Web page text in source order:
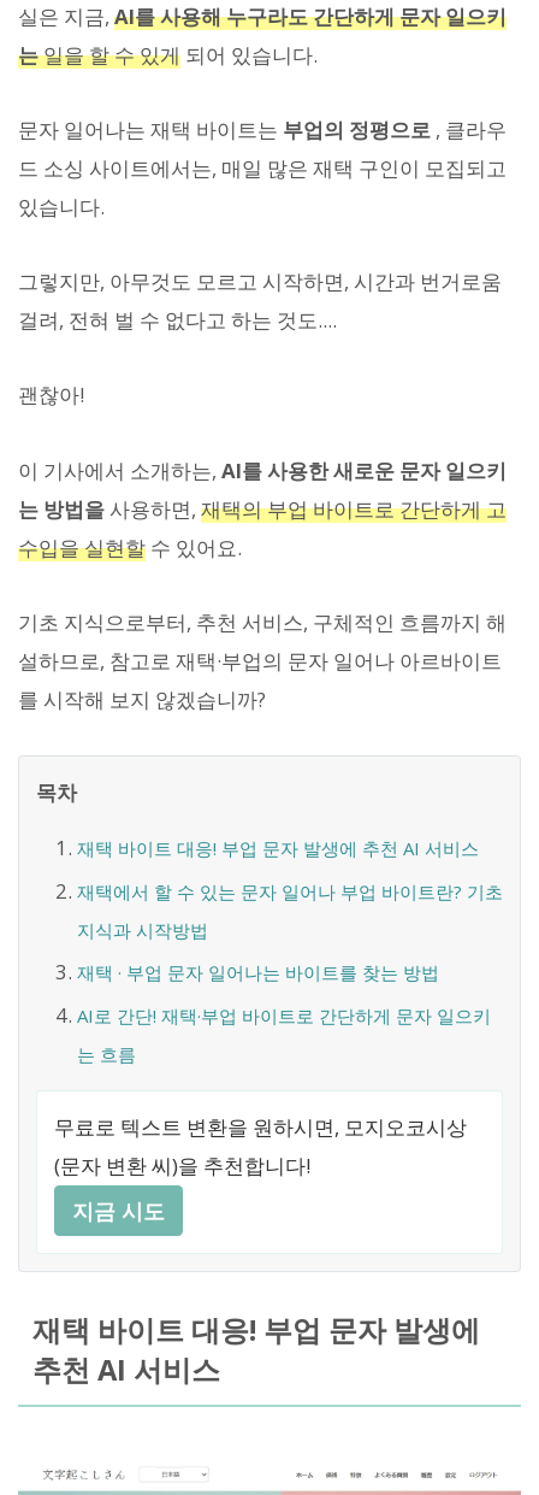
실은 지금, AI를 사용해 누구라도 간단하게 문자 일으키
는일을 할 수 있게 되어 있습니다.
문자 일어나는 재택 바이트는 부업의 정평으로 , 클라우
드 소싱 사이트에서는, 매일 많은 재택 구인이 모집되고
있습니다.
그렇지만, 아무것도 모르고 시작하면, 시간과 번거로움
걸려, 전혀 벌 수 없다고 하는 것도....
괜찮아!
이 기사에서 소개하는, AI를 사용한 새로운 문자 일으키
는 방법을 사용하면, 재택의 부업 바이트로 간단하게 고
수입을 실현할 수 있어요.
기초 지식으로부터, 추천 서비스, 구체적인 흐름까지 해
설하므로, 참고로 재택·부업의 문자 일어나 아르바이트
를 시작해 보지 않겠습니까?
목차
재택 바이트 대응! 부업 문자 발생에 추천 AI 서비스
재택에서 할 수 있는 문자 일어나 부업 바이트란? 기초
지식과 시작방법
재택 · 부업 문자 일어나는 바이트를 찾는 방법
AI로 간단! 재택·부업 바이트로 간단하게 문자 일으키
는 흐름
무료로 텍스트 변환을 원하시면, 모지오코시상
(문자 변환 씨)을 추천합니다!
지금 시도
재택 바이트 대응! 부업 문자 발생에
추천 AI 서비스